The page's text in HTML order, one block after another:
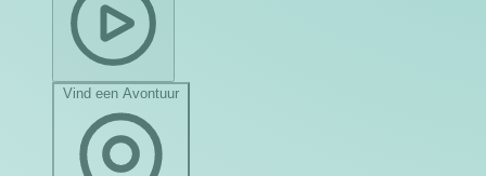
Vind een Avontuur